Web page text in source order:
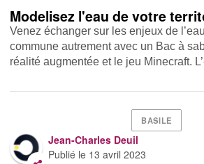
Modelisez l'eau de votre
Venez échanger sur les enjeux de
commune autrement avec un Bac à
réalité augmentée et le jeu Minecraft.
BASILE
Jean-Charles Deuil
Publié le 13 avril 2023